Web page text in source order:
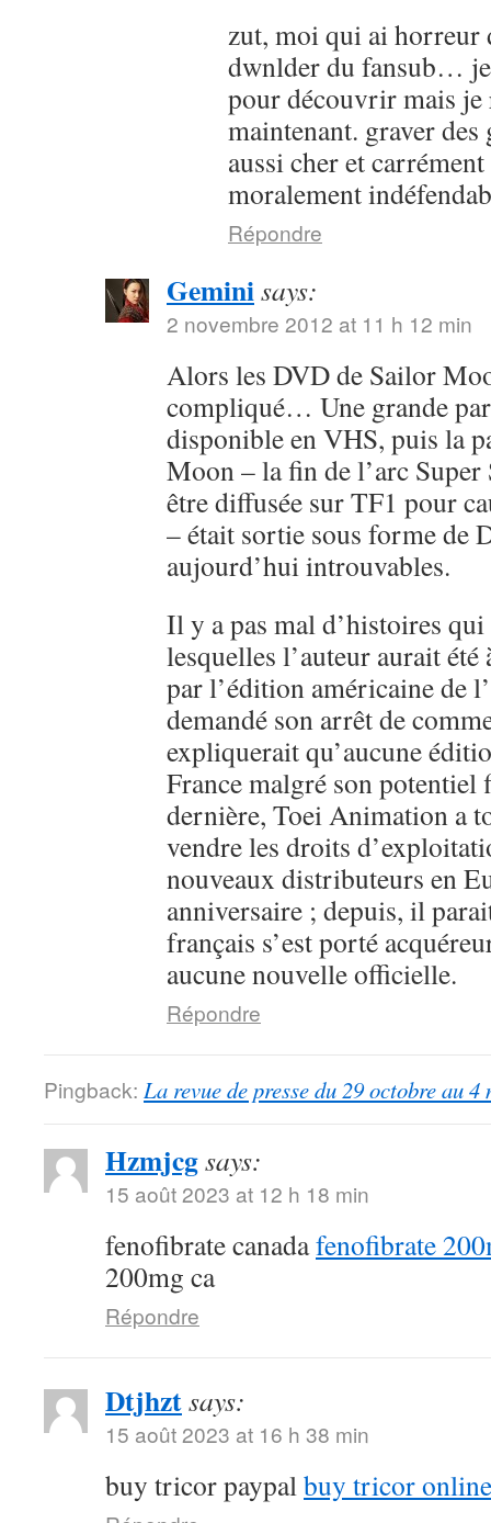
zut, moi qui ai horreur
dwnlder du fansub…
pour découvrir mais je
maintenant. graver des
aussi cher et
moralement
Répondre
Geminisays:
2 novembre 2012 at 11 h 12 min
Alors les DVD de Sailor
compliqué… Une grande
disponible en VHS, puis la
Moon – la fin de l’arc Super
être diffusée sur TF1 pour
– était sortie sous forme de
aujourd’hui introuvables.
Il y a pas mal d’histoires
lesquelles l’auteur aurait
par l’édition américaine de
demandé son arrêt de
expliquerait qu’aucune
France malgré son potentiel
dernière, Toei Animation a
vendre les droits
nouveaux distributeurs en
anniversaire ; depuis, il
français s’est porté
aucune nouvelle officielle.
Répondre
Pingback: La revue de presse du 29 octobre au
Hzmjcgsays:
15 août 2023 at 12 h 18 min
fenofibrate canadafenofibrate
200mg ca
Répondre
Dtjhztsays:
15 août 2023 at 16 h 38 min
buy tricor paypalbuy tricor online